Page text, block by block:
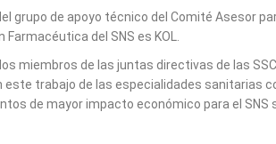
grupo de apoyo técnico del Comité Asesor
Farmacéutica del SNS es KOL.
los miembros de las juntas directivas de las
este trabajo de las especialidades sanitarias
de mayor impacto económico para el SNS